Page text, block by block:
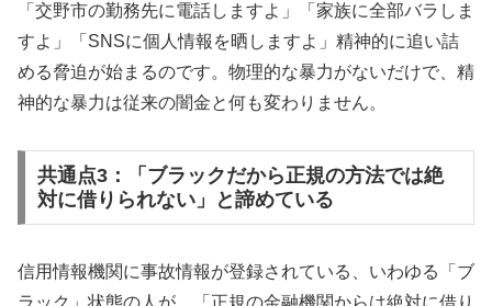
「交野市の勤務先に電話しますよ」「家族に全部バラしま
すよ」「SNSに個人情報を晒しますよ」精神的に追い詰
める脅迫が始まるのです。物理的な暴力がないだけで、精
神的な暴力は従来の闇金と何も変わりません。
共通点3：「ブラックだから正規の方法では絶
対に借りられない」と諦めている
信用情報機関に事故情報が登録されている、いわゆる「ブ
ラック」状態の人が、「正規の金融機関からは絶対に借り